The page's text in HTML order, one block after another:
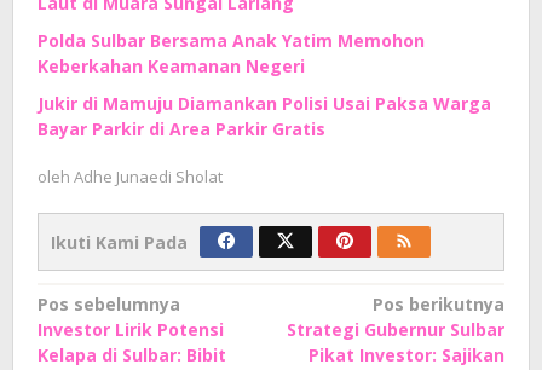
Polda Sulbar Bersama Anak Yatim Memohon
Keberkahan Keamanan Negeri
Jukir di Mamuju Diamankan Polisi Usai Paksa Warga
Bayar Parkir di Area Parkir Gratis
oleh Adhe Junaedi Sholat
Ikuti Kami Pada
Navigasi
pos
Pos sebelumnya
Investor Lirik Potensi
Kelapa di Sulbar: Bibit
Pos berikutnya
Strategi Gubernur Sulbar
Pikat Investor: Sajikan